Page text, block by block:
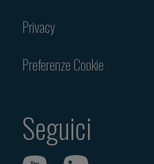
Privacy
Preferenze Cookie
Seguici